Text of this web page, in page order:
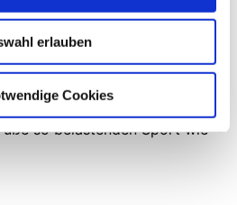
erlauben
Cookies
(Kernspinresonanztherapie)
so ausgeprägten,
des Calcaneus
Ergebnis im Hinblick auf
to-Sport/Competition –
so belastenden Sport wie